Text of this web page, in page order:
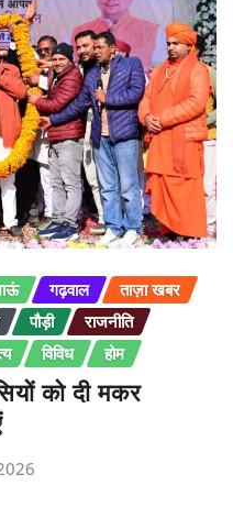
गढ़वाल
ताज़ा खबर
पौड़ी
राजनीति
विविध होम
को दी मकर